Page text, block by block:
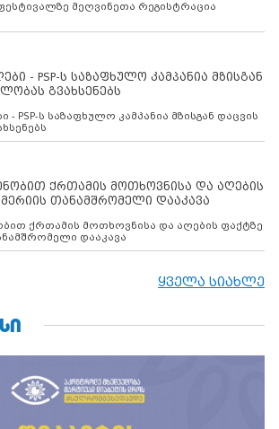
მეღვინეთა რეგისტრაცია
- PSP-ს საზაფხულო კამპანია მზისგან
გვახსენებს
- PSP-ს საზაფხულო კამპანია მზისგან დაცვის
ქრთამის მოთხოვნისა და აღების
თანამშრომელი დააკავა
დააკავა
ყველა სიახლე